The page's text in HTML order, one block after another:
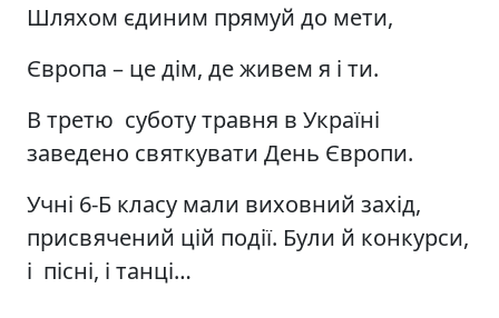
Шляхом єдиним прямуй до мети,
Європа – це дім, де живем я і ти.
В третю суботу травня в Україні
заведено святкувати День Європи.
Учні 6-Б класу мали виховний захід,
присвячений цій події. Були й конкурси,
і пісні, і танці…